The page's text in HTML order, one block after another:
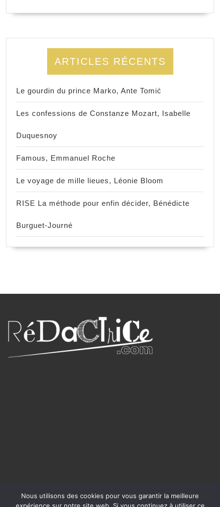
ARTICLES RÉCENTS
Le gourdin du prince Marko, Ante Tomić
Les confessions de Constanze Mozart, Isabelle
Duquesnoy
Famous, Emmanuel Roche
Le voyage de mille lieues, Léonie Bloom
RISE La méthode pour enfin décider, Bénédicte
Burguet-Journé
Nous utilisons des cookies pour vous garantir la meilleure